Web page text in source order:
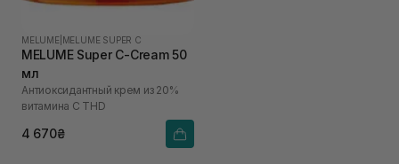
MELUME MELUME SUPER C
MELUME Super C-Cream 50
мл
Антиоксидантный крем из 20%
витамина C THD
4 670₴